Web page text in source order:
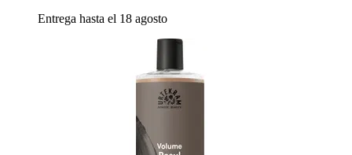
Entrega hasta el 18 agosto